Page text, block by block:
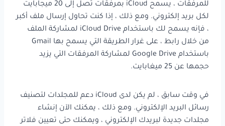
للمرفقات ، يسمح iCloud بمرفقات تصل إلى 20 ميجابايت
لكل بريد إلكتروني. ومع ذلك ، إذا كنت تحاول إرسال ملف أكبر
، فإنه يسمح لك باستخدام iCloud Drive لمشاركة الملف
من خلال رابط ، على غرار الطريقة التي يسمح بها Gmail
باستخدام Google Drive لمشاركة المرفقات التي يزيد
حجمها عن 25 ميغابايت.
في وقت سابق ، لم يكن لدى iCloud دعم للمجلدات لتصنيف
رسائل البريد الإلكتروني. ومع ذلك ، يمكنك الآن إنشاء
مجلدات جديدة لبريدك الإلكتروني ، ويمكنك حتى تعيين فلاتر